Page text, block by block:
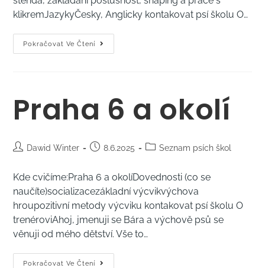
klikremJazykyČesky, Anglicky kontakovat psí školu O…
Pokračovat Ve Čtení
Praha 6 a okolí
Dawid Winter 8.6.2025 Seznam psích škol
Kde cvičíme:Praha 6 a okolíDovednosti (co se
naučíte)socializacezákladní výcvikvýchova
hroupozitivní metody výcviku kontakovat psí školu O
trenéroviAhoj, jmenuji se Bára a výchově psů se
věnuji od mého dětství. Vše to…
Pokračovat Ve Čtení